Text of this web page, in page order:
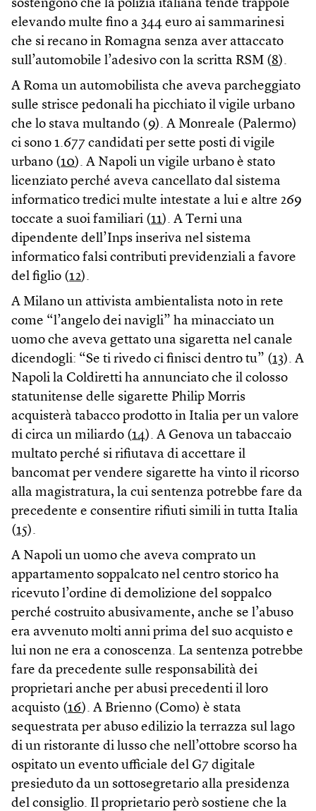
sostengono che la polizia italiana tende trappole
elevando multe fino a 344 euro ai sammarinesi
che si recano in Romagna senza aver attaccato
sull’automobile l’adesivo con la scritta RSM (8).
A Roma un automobilista che aveva parcheggiato
sulle strisce pedonali ha picchiato il vigile urbano
che lo stava multando ( 9). A Monreale (Palermo)
ci sono 1.677 candidati per sette posti di vigile
urbano (10). A Napoli un vigile urbano è stato
licenziato perché aveva cancellato dal sistema
informatico tredici multe intestate a lui e altre 269
toccate a suoi familiari (11). A Terni una
dipendente dell’Inps inseriva nel sistema
informatico falsi contributi previdenziali a favore
del figlio (12).
A Milano un attivista ambientalista noto in rete
come “l’angelo dei navigli” ha minacciato un
uomo che aveva gettato una sigaretta nel canale
dicendogli: “Se ti rivedo ci finisci dentro tu” (13). A
Napoli la Coldiretti ha annunciato che il colosso
statunitense delle sigarette Philip Morris
acquisterà tabacco prodotto in Italia per un valore
di circa un miliardo (14). A Genova un tabaccaio
multato perché si rifiutava di accettare il
bancomat per vendere sigarette ha vinto il ricorso
alla magistratura, la cui sentenza potrebbe fare da
precedente e consentire rifiuti simili in tutta Italia
(15).
A Napoli un uomo che aveva comprato un
appartamento soppalcato nel centro storico ha
ricevuto l’ordine di demolizione del soppalco
perché costruito abusivamente, anche se l’abuso
era avvenuto molti anni prima del suo acquisto e
lui non ne era a conoscenza. La sentenza potrebbe
fare da precedente sulle responsabilità dei
proprietari anche per abusi precedenti il loro
acquisto (16). A Brienno (Como) è stata
sequestrata per abuso edilizio la terrazza sul lago
di un ristorante di lusso che nell’ottobre scorso ha
ospitato un evento ufficiale del G7 digitale
presieduto da un sottosegretario alla presidenza
del consiglio. Il proprietario però sostiene che la